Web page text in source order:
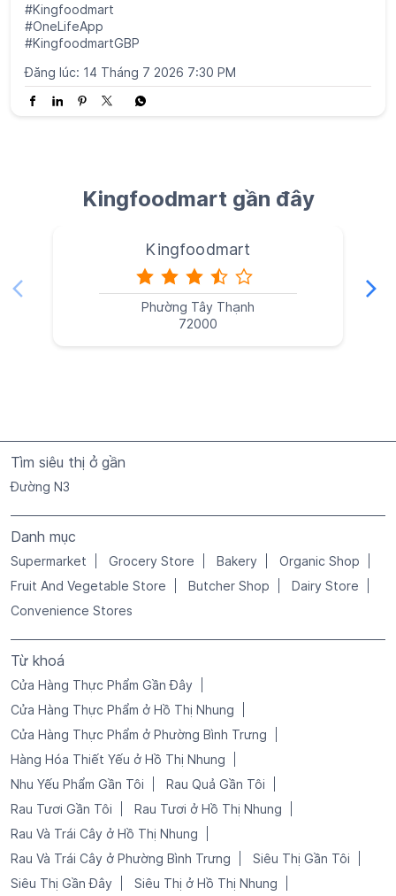
#Kingfoodmart
#OneLifeApp
#KingfoodmartGBP
Đăng lúc: 14 Tháng 7 2026 7:30 PM
Kingfoodmart gần đây
Kingfoodmart
Phường Tây Thạnh
72000
Tìm siêu thị ở gần
Đường N3
Danh mục
Supermarket Grocery Store Bakery
Organic Shop
Fruit And Vegetable Store
Butcher Shop
Dairy Store
Convenience Stores
Từ khoá
Cửa Hàng Thực Phẩm Gần Đây
Cửa Hàng Thực Phẩm ở Hồ Thị Nhung
Cửa Hàng Thực Phẩm ở Phường Bình Trưng
Hàng Hóa Thiết Yếu ở Hồ Thị Nhung
Nhu Yếu Phẩm Gần Tôi
Rau Quả Gần Tôi
Rau Tươi Gần Tôi
Rau Tươi ở Hồ Thị Nhung
Rau Và Trái Cây ở Hồ Thị Nhung
Rau Và Trái Cây ở Phường Bình Trưng
Siêu Thị Gần Tôi
Siêu Thị Gần Đây
Siêu Thị ở Hồ Thị Nhung